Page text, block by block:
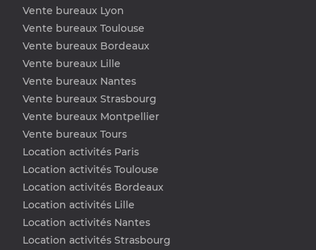
Vente bureaux Lyon
Vente bureaux Toulouse
Vente bureaux Bordeaux
Vente bureaux Lille
Vente bureaux Nantes
Vente bureaux Strasbourg
Vente bureaux Montpellier
Vente bureaux Tours
Location activités Paris
Location activités Toulouse
Location activités Bordeaux
Location activités Lille
Location activités Nantes
Location activités Strasbourg